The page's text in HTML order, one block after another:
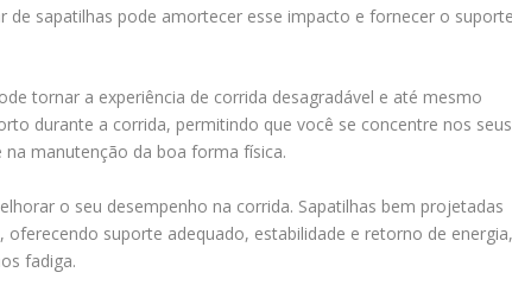
sapatilhas pode amortecer esse impacto e fornecer o
tornar a experiência de corrida desagradável e até mesmo
durante a corrida, permitindo que você se concentre nos seus
manutenção da boa forma física.
o seu desempenho na corrida. Sapatilhas bem projetadas
suporte adequado, estabilidade e retorno de
fadiga.